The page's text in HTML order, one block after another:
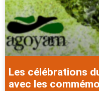
Les célébrations
avec les